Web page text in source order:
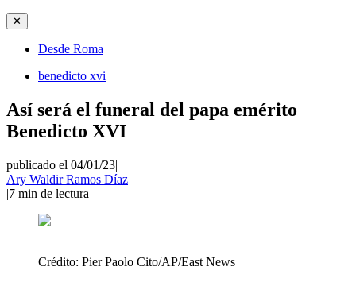
✕
Desde Roma
benedicto xvi
Así será el funeral del papa emérito
Benedicto XVI
publicado el 04/01/23|
Ary Waldir Ramos Díaz
|7 min de lectura
Crédito: Pier Paolo Cito/AP/East News